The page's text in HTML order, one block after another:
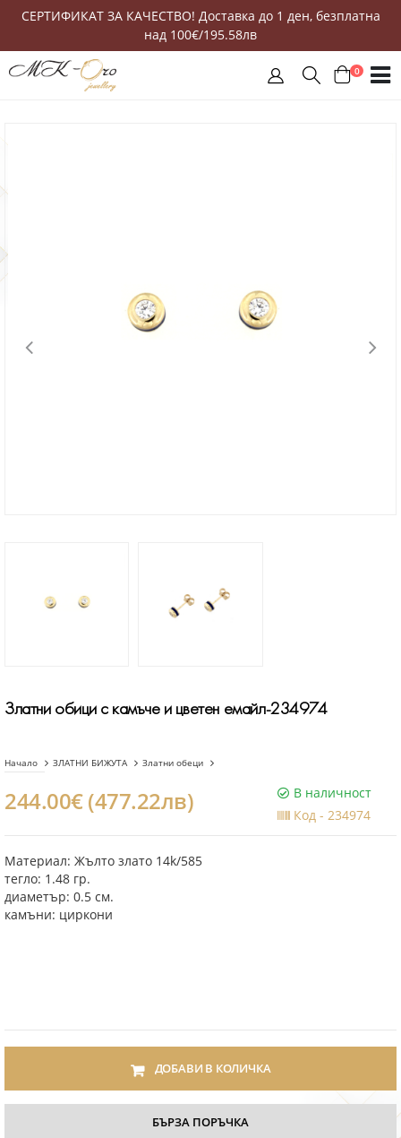
СЕРТИФИКАТ ЗА КАЧЕСТВО! Доставка до 1 ден, безплатна
над 100€/195.58лв
0
Златни обици с камъче и цветен емайл-234974
Начало ЗЛАТНИ БИЖУТА Златни обеци
244.00€ (477.22лв)
В наличност
Код -234974
Материал: Жълто злато 14k/585
тегло: 1.48 гр.
диаметър: 0.5 см.
камъни: циркони
ДОБАВИ В КОЛИЧКА
БЪРЗА ПОРЪЧКА